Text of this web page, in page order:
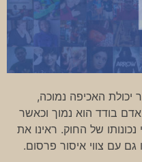
יכולת האכיפה נמוכה,
בודד הוא נמוך וכאשר
של החוק. ראינו את
גם עם צווי איסור פרסום.